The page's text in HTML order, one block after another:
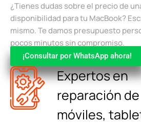
¿Tienes dudas sobre el precio de
disponibilidad para tu MacBook?
mismo. Te damos presupuesto
pocos minutos sin compromiso.
¡Consultar por WhatsApp ahora!
Expertos en
reparación de
móviles,